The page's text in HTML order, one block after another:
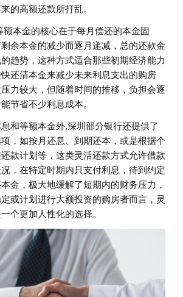
的高额还款所打乱。
额本金的核心在于每月偿还的本金固
余本金的减少而逐月递减，总的还款金
趋势，这种方式适合那些初期经济能力
还清本金来减少未来利息支出的购房
力较大，但随着时间的推移，负担会逐
节省不少利息成本。
和等额本金外,深圳部分银行还提供了
，如按月还息、到期还本，或是根据个
款计划等，这类灵活还款方式允许借款
，在特定时期内只支付利息，待到约定
金，极大地缓解了短期内的财务压力，
或计划进行大额投资的购房者而言，灵
个更加人性化的选择。